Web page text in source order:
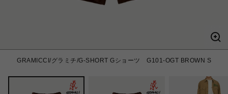
GRAMICCI/グラミチ/G-SHORT Gショーツ G101-OGT BROWN S